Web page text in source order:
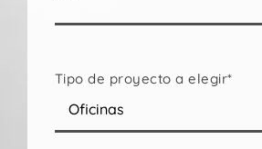
Tipo de proyecto a elegir*